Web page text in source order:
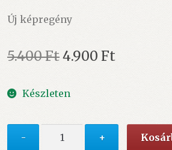
Új képregény
5.400FtOriginal
was:
4.900FtCurrent
Készleten
-
Fantasztikus
+